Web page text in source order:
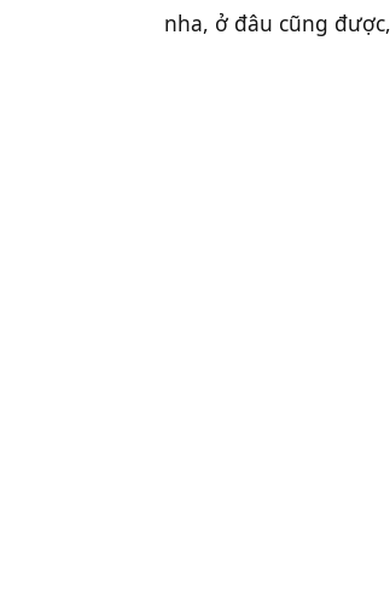
nha, ở đâu cũng